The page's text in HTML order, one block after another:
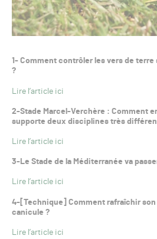
1- Comment contrôler les vers de
?
Lire l’article ici
2-Stade Marcel-Verchère : Comment
supporte deux disciplines très
Lire l’article ici
3-Le Stade de la Méditerranée va
Lire l’article ici
4-[Technique] Comment rafraîchir son
canicule ?
Lire l’article ici